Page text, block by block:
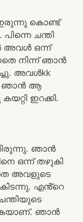
കൊണ്ട്
ചന്തി
അവൾ ഒന്ന്
നിന്ന് ഞാൻ
അവൾkk
ഞാൻ ആ
ഇറക്കി.
ഞാൻ
ഒന്ന് തഴുകി
അവളുടെ
എൻ്റെ
ഞാൻ